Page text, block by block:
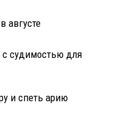
августе
судимостью для
и спеть арию